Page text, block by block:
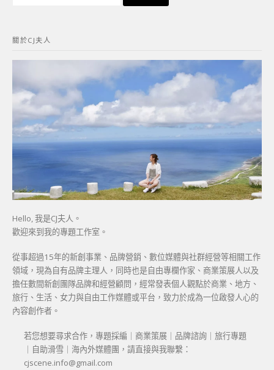
字:
關於CJ夫人
Hello, 我是CJ夫人。
歡迎來到我的專題工作室。
從事超過15年的新創事業、品牌營銷、數位媒體與社群經營等相關工作
領域，現為自有品牌主理人，同時也是自由專欄作家、商業策展人以及
擔任數間新創團隊品牌和經營顧問，經常發表個人觀點於商業、地方、
旅行、生活、女力與自由工作媒體或平台，致力於成為一位啟發人心的
內容創作者。
若您想要尋求合作，專題採編｜商業策展｜品牌諮詢｜旅行專題
｜自助滑雪｜海內外媒體團，請直接與我聯繫：
cjscene.info@gmail.com